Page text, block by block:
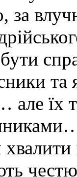
за
та
їх